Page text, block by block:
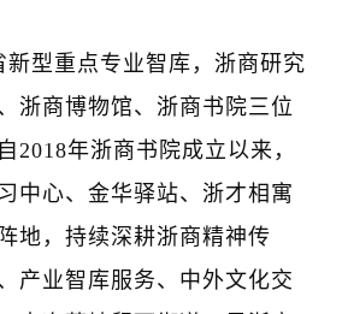
重点专业智库，浙商研究
浙商博物馆、浙商书院三位
2018年浙商书院成立以来，
中心、金华驿站、浙才相寓
地，持续深耕浙商精神传
产业智库服务、中外文化交